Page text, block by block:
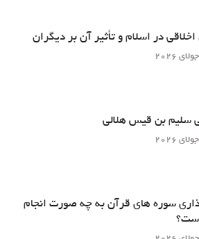
در اسلام و تأثیر آن بر دیگران
سلیم بن قیس هلالی
سوره های قرآن به چه صورت انجام